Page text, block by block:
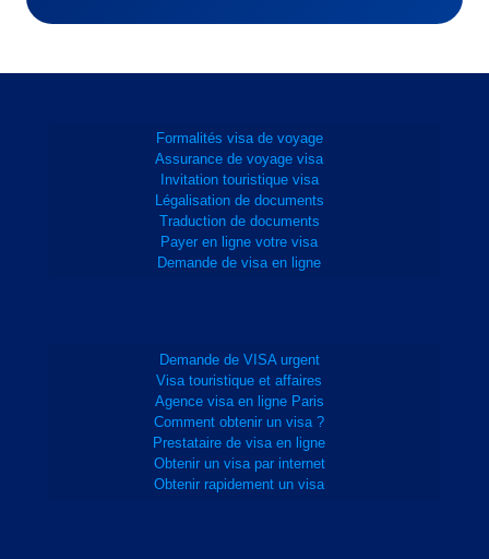
Formalités visa de voyage
Assurance de voyage visa
Invitation touristique visa
Légalisation de documents
Traduction de documents
Payer en ligne votre visa
Demande de visa en ligne
Demande de VISA urgent
Visa touristique et affaires
Agence visa en ligne Paris
Comment obtenir un visa ?
Prestataire de visa en ligne
Obtenir un visa par internet
Obtenir rapidement un visa